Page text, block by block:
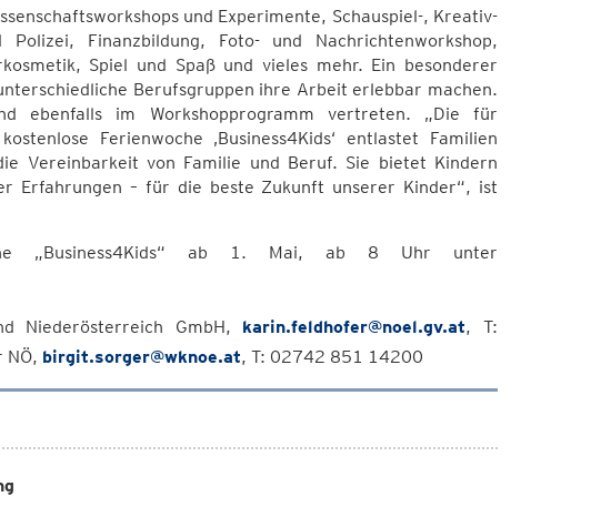
und Experimente, Schauspiel-, Kreativ-
Finanzbildung, Foto- und Nachrichtenworkshop,
Spiel und Spaß und vieles mehr. Ein besonderer
Berufsgruppen ihre Arbeit erlebbar machen.
ebenfalls im Workshopprogramm vertreten. „Die für
Ferienwoche ‚Business4Kids‘ entlastet Familien
Vereinbarkeit von Familie und Beruf. Sie bietet Kindern
Erfahrungen – für die beste Zukunft unserer Kinder“, ist
„Business4Kids“ ab 1. Mai, ab 8 Uhr unter
Niederösterreich GmbH, karin.feldhofer@noel.gv.at, T:
birgit.sorger@wknoe.at, T: 02742 851 14200